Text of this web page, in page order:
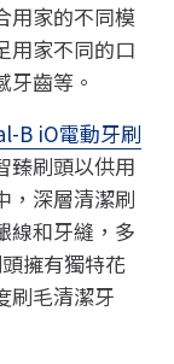
用家的不同模
用家不同的口
齒等。
B iO電動牙刷
臻刷頭以供用
，深層清潔刷
線和牙縫，多
擁有獨特花
刷毛清潔牙